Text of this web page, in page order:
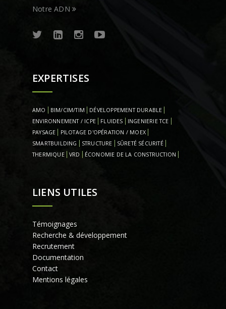
Notre ADN
EXPERTISES
AMO BIM/CIM/TIM
DÉVELOPPEMENT DURABLE
ENVIRONNEMENT / ICPE
FLUIDES
INGENIERIE TCE
PAYSAGE
PILOTAGE D'OPÉRATION / MOEX
SMARTBUILDING
STRUCTURE
SÛRETÉ SÉCURITÉ
THERMIQUE
VRD ÉCONOMIE DE LA CONSTRUCTION
LIENS UTILES
Témoignages
Recherche & développement
Recrutement
Documentation
Contact
Mentions légales